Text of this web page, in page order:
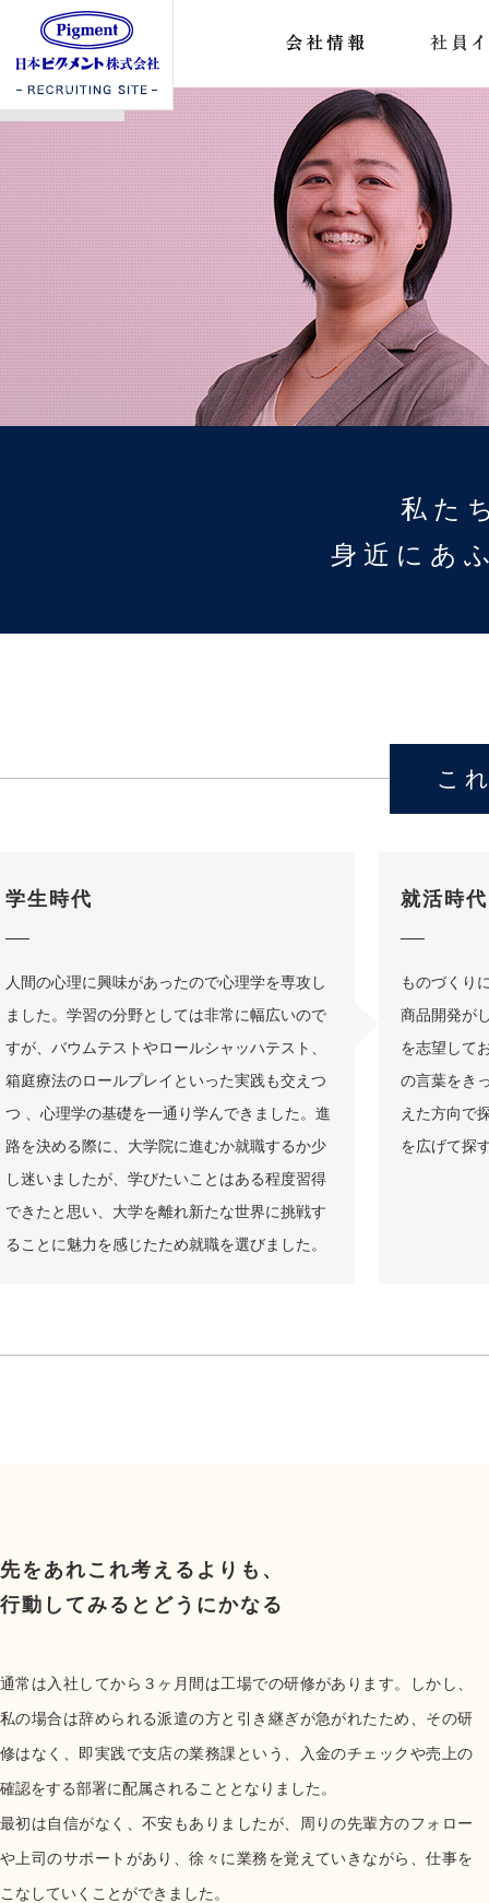
私た
身近にあ
こ
学生時代
人間の心理に興味があったので心理学を専攻し
ました。学習の分野としては非常に幅広いので
すが、バウムテストやロールシャッハテスト、
箱庭療法のロールプレイといった実践も交えつ
つ 、心理学の基礎を一通り学んできました。進
路を決める際に、大学院に進むか就職するか少
し迷いましたが、学びたいことはある程度習得
できたと思い、大学を離れ新たな世界に挑戦す
ることに魅力を感じたため就職を選びました。
就活時代
ものづくり
商品開発が
を志望して
の言葉をき
えた方向で
を広げて探
先をあれこれ考えるよりも、
行動してみるとどうにかなる
通常は入社してから３ヶ月間は工場での研修があります。しかし、
私の場合は辞められる派遣の方と引き継ぎが急がれたため、その研
修はなく、即実践で支店の業務課という、入金のチェックや売上の
確認をする部署に配属されることとなりました。
最初は自信がなく、不安もありましたが、周りの先輩方のフォロー
や上司のサポートがあり、徐々に業務を覚えていきながら、仕事を
こなしていくことができました。